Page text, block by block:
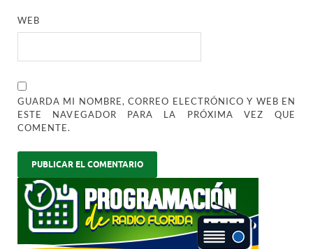
WEB
GUARDA MI NOMBRE, CORREO ELECTRÓNICO Y WEB EN
ESTE NAVEGADOR PARA LA PRÓXIMA VEZ QUE
COMENTE.